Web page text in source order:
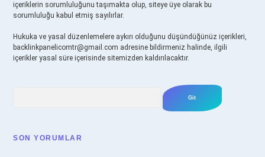
içeriklerin sorumluluğunu taşımakta olup, siteye üye olarak bu
sorumluluğu kabul etmiş sayılırlar.
Hukuka ve yasal düzenlemelere aykırı olduğunu düşündüğünüz içerikleri,
backlinkpanelicomtr@gmail.com adresine bildirmeniz halinde, ilgili
içerikler yasal süre içerisinde sitemizden kaldırılacaktır.
SON YORUMLAR